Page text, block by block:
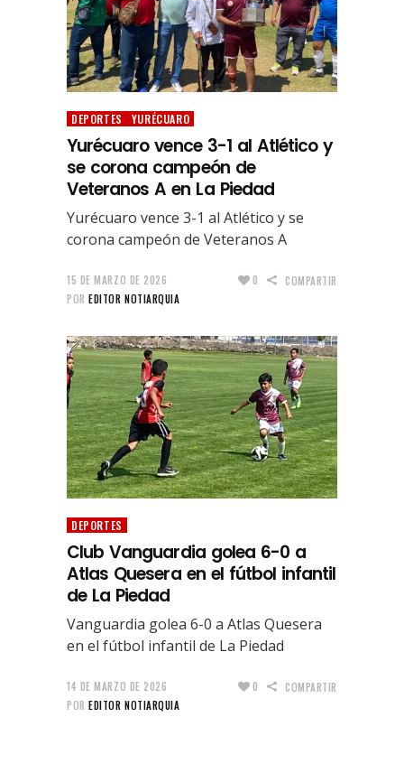
DEPORTES YURÉCUARO
Yurécuaro vence 3-1 al Atlético y
se corona campeón de
Veteranos A en La Piedad
Yurécuaro vence 3-1 al Atlético y se
corona campeón de Veteranos A
15 DE MARZO DE 2026
POR EDITOR NOTIARQUIA
0 COMPARTIR
DEPORTES
Club Vanguardia golea 6-0 a
Atlas Quesera en el fútbol infantil
de La Piedad
Vanguardia golea 6-0 a Atlas Quesera
en el fútbol infantil de La Piedad
14 DE MARZO DE 2026
POR EDITOR NOTIARQUIA
0 COMPARTIR